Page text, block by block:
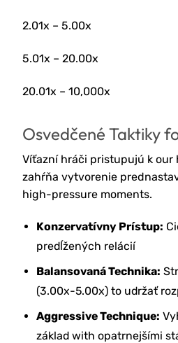
2.01x – 5.00x
5.01x – 20.00x
20.01x – 10,000x
Osvedčené Taktiky
Víťazní hráči pristupujú k
zahŕňa vytvorenie
high-pressure moments.
Konzervatívny Prístup:
predĺžených relácií
Balansovaná Technika:
(3.00x-5.00x) to udržať
Aggressive Technique:
základ with opatrnejšími